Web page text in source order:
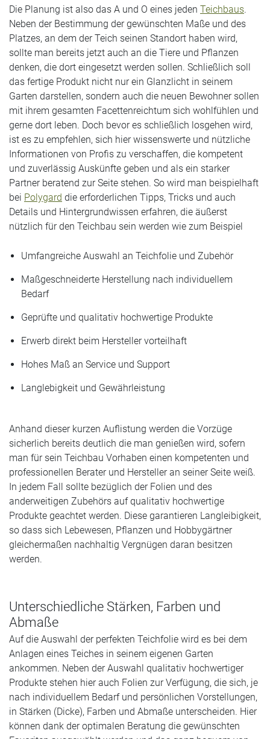
Die Planung ist also das A und O eines jeden Teichbaus.
Neben der Bestimmung der gewünschten Maße und des
Platzes, an dem der Teich seinen Standort haben wird,
sollte man bereits jetzt auch an die Tiere und Pflanzen
denken, die dort eingesetzt werden sollen. Schließlich soll
das fertige Produkt nicht nur ein Glanzlicht in seinem
Garten darstellen, sondern auch die neuen Bewohner sollen
mit ihrem gesamten Facettenreichtum sich wohlfühlen und
gerne dort leben. Doch bevor es schließlich losgehen wird,
ist es zu empfehlen, sich hier wissenswerte und nützliche
Informationen von Profis zu verschaffen, die kompetent
und zuverlässig Auskünfte geben und als ein starker
Partner beratend zur Seite stehen. So wird man beispielhaft
bei Polygard die erforderlichen Tipps, Tricks und auch
Details und Hintergrundwissen erfahren, die äußerst
nützlich für den Teichbau sein werden wie zum Beispiel
Umfangreiche Auswahl an Teichfolie und Zubehör
Maßgeschneiderte Herstellung nach individuellem
Bedarf
Geprüfte und qualitativ hochwertige Produkte
Erwerb direkt beim Hersteller vorteilhaft
Hohes Maß an Service und Support
Langlebigkeit und Gewährleistung
Anhand dieser kurzen Auflistung werden die Vorzüge
sicherlich bereits deutlich die man genießen wird, sofern
man für sein Teichbau Vorhaben einen kompetenten und
professionellen Berater und Hersteller an seiner Seite weiß.
In jedem Fall sollte bezüglich der Folien und des
anderweitigen Zubehörs auf qualitativ hochwertige
Produkte geachtet werden. Diese garantieren Langleibigkeit,
so dass sich Lebewesen, Pflanzen und Hobbygärtner
gleichermaßen nachhaltig Vergnügen daran besitzen
werden.
Unterschiedliche Stärken, Farben und
Abmaße
Auf die Auswahl der perfekten Teichfolie wird es bei dem
Anlagen eines Teiches in seinem eigenen Garten
ankommen. Neben der Auswahl qualitativ hochwertiger
Produkte stehen hier auch Folien zur Verfügung, die sich, je
nach individuellem Bedarf und persönlichen Vorstellungen,
in Stärken (Dicke), Farben und Abmaße unterscheiden. Hier
können dank der optimalen Beratung die gewünschten